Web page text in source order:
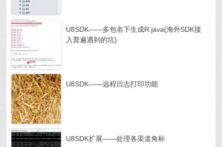
U8SDK——多包名下生成R.java(海外SDK接
入普遍遇到的坑)
U8SDK——远程日志打印功能
U8SDK扩展——处理各渠道角标